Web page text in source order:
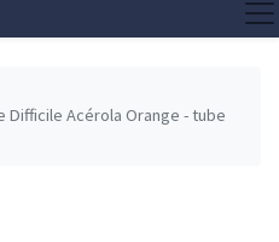
Difficile Acérola Orange - tube